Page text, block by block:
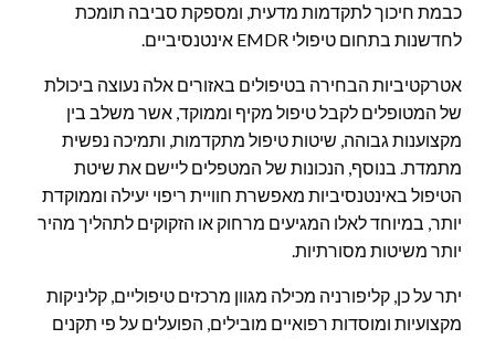
כבמת חיכוך לתקדמות מדעית, ומספקת סביבה תומכת
לחדשנות בתחום טיפולי EMDR אינטנסיביים.
אטרקטיביות הבחירה בטיפולים באזורים אלה נעוצה ביכולת
של המטופלים לקבל טיפול מקיף וממוקד, אשר משלב בין
מקצוענות גבוהה, שיטות טיפול מתקדמות, ותמיכה נפשית
מתמדת. בנוסף, הנכונות של המטפלים ליישם את שיטת
הטיפול באינטנסיביות מאפשרת חוויית ריפוי יעילה וממוקדת
יותר, במיוחד לאלו המגיעים מרחוק או הזקוקים לתהליך מהיר
יותר משיטות מסורתיות.
יתר על כן, קליפורניה מכילה מגוון מרכזים טיפוליים, קליניקות
מקצועיות ומוסדות רפואיים מובילים, הפועלים על פי תקנים